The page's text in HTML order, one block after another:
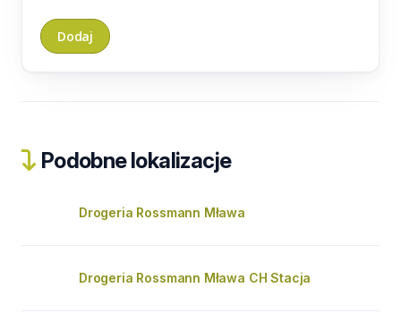
Podobne lokalizacje
Drogeria Rossmann Mława
Drogeria Rossmann Mława CH Stacja